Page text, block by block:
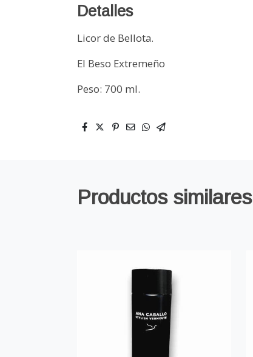
Detalles
Licor de Bellota.
El Beso Extremeño
Peso: 700 ml.
Productos similares